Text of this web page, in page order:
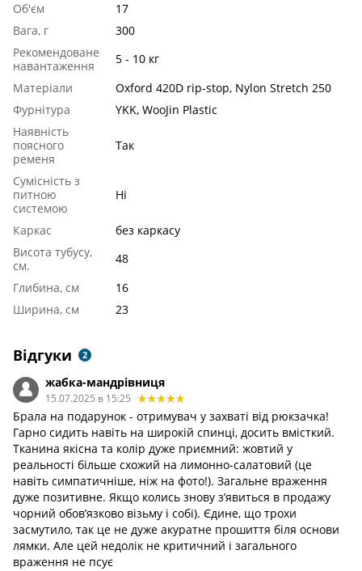
Об'єм
17
Вага, г
300
Рекомендоване
навантаження
5 - 10 кг
Матеріали
Oxford 420D rip-stop, Nylon Stretch 250
Фурнітура
YKK, WooJin Plastic
Наявність
поясного
ременя
Так
Сумісність з
питною
системою
Ні
Каркас
без каркасу
Висота тубусу,
см.
48
Глибина, см
16
Ширина, см
23
Відгуки 2
жабка-мандрівниця
15.07.2025 в 15:25
Брала на подарунок - отримувач у захваті від рюкзачка!
Гарно сидить навіть на широкій спинці, досить вмісткий.
Тканина якісна та колір дуже приємний: жовтий у
реальності більше схожий на лимонно-салатовий (це
навіть симпатичніше, ніж на фото!). Загальне враження
дуже позитивне. Якщо колись знову з’явиться в продажу
чорний обов’язково візьму і собі). Єдине, що трохи
засмутило, так це не дуже акуратне прошиття біля основи
лямки. Але цей недолік не критичний і загального
враження не псує